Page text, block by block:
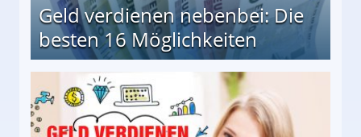
Geld verdienen nebenbei: Die
besten 16 Möglichkeiten